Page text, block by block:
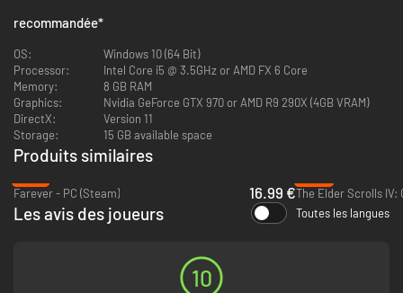
De l'âme et de la nouveauté
Ashenreste fidèle à l'âme du combat d'endurance et plonge le joueur
dans un vaste monde aussi impitoyable que fascinant. Toutefois... vous
ne vivrez jamais deux fois la même expérience. Que vous exploriez des
marais, arpentiez un fjord ou pilliez un vieux palais, votre position
affectera énormément le fil de votre aventure. C'est un monde ouvert
que vous connaissez... vous y vivez.
recommandée*
OS:
Windows 10 (64 Bit)
Processor:
Intel Core i5 @ 3.5GHz or AMD FX 6 Core
Memory:
8 GB RAM
Graphics:
Nvidia GeForce GTX 970 or AMD R9 290X (4GB VRAM)
DirectX:
Version 11
Storage:
15 GB available space
Produits similaires
Farever - PC (Steam)
16.99 €
Les avis des joueurs Toutes les langues
10